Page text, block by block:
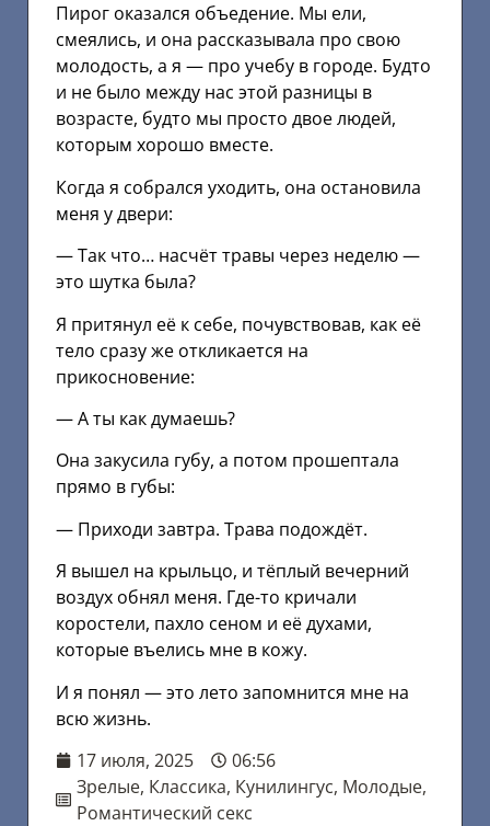
Пирог оказался объедение. Мы ели,
смеялись, и она рассказывала про свою
молодость, а я — про учебу в городе. Будто
и не было между нас этой разницы в
возрасте, будто мы просто двое людей,
которым хорошо вместе.
Когда я собрался уходить, она остановила
меня у двери:
— Так что… насчёт травы через неделю —
это шутка была?
Я притянул её к себе, почувствовав, как её
тело сразу же откликается на
прикосновение:
— А ты как думаешь?
Она закусила губу, а потом прошептала
прямо в губы:
— Приходи завтра. Трава подождёт.
Я вышел на крыльцо, и тёплый вечерний
воздух обнял меня. Где-то кричали
коростели, пахло сеном и её духами,
которые въелись мне в кожу.
И я понял — это лето запомнится мне на
всю жизнь.
17 июля, 2025
06:56
Зрелые, Классика, Кунилингус, Молодые,
Романтический секс